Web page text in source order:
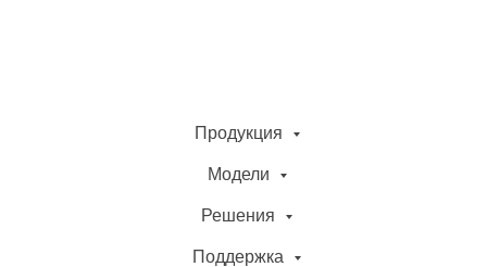
Продукция
Модели
Решения
Поддержка